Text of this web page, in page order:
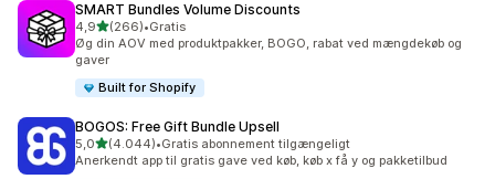
SMART Bundles Volume Discounts
4,9ud af 5 stjerner
(266)
266 anmeldelser i alt
•Gratis
Øg din AOV med produktpakker, BOGO, rabat ved mængdekøb og
gaver
Built for Shopify
BOGOS: Free Gift Bundle Upsell
5,0ud af 5 stjerner
(4.044)
4044 anmeldelser i alt
•Gratis abonnement tilgængeligt
Anerkendt app til gratis gave ved køb, køb x få y og pakketilbud